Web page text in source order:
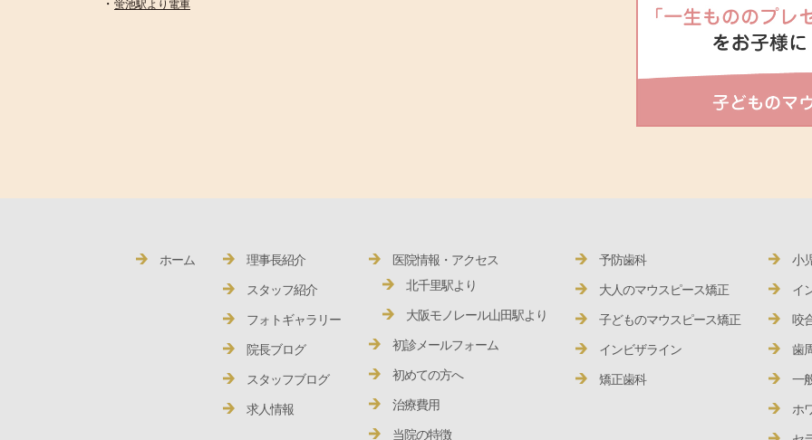
・ 蛍池駅より電車
ホーム 理事長紹介
スタッフ紹介
フォトギャラリー
院長ブログ
スタッフブログ
求人情報
医院情報・アクセス
北千里駅より
大阪モノレール山田駅より
初診メールフォーム
初めての方へ
治療費用
当院の特徴
予防歯科
大人のマウスピース矯正
子どものマウスピース矯正
インビザライン
矯正歯科
小
イ
咬
歯
一
ホ